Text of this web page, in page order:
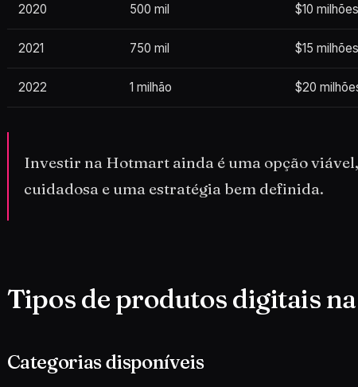
2020 500 mil $10 milhões
2021 750 mil $15 milhões
2022 1 milhão $20
Investir na Hotmart ainda é uma opção
cuidadosa e uma estratégia bem definida.
Tipos de produtos digitais
Categorias disponíveis